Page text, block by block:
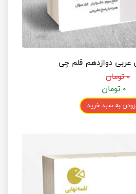
دوازدهم قلم چی
۰ تومان
۰ تومان
به سبد خرید